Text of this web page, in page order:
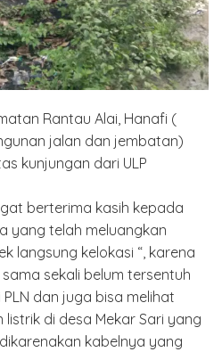
Rantau Alai, Hanafi (
jalan dan jembatan)
kunjungan dari ULP
berterima kasih kepada
yang telah meluangkan
langsung kelokasi “, karena
sekali belum tersentuh
dan juga bisa melihat
di desa Mekar Sari yang
kabelnya yang